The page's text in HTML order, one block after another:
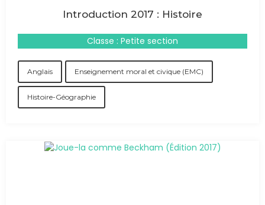
Introduction 2017 : Histoire
Classe : Petite section
Anglais Enseignement moral et civique (EMC)
Histoire-Géographie